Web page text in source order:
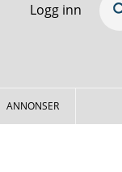
Logg inn
ANNONSER